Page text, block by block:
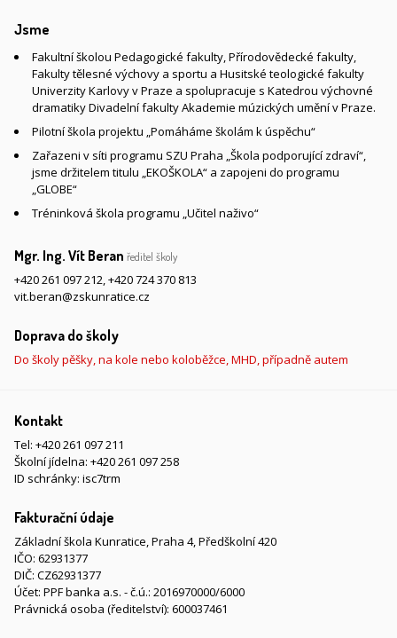
Jsme
Fakultní školou Pedagogické fakulty, Přírodovědecké fakulty,
Fakulty tělesné výchovy a sportu a Husitské teologické fakulty
Univerzity Karlovy v Praze a spolupracuje s Katedrou výchovné
dramatiky Divadelní fakulty Akademie múzických umění v Praze.
Pilotní škola projektu „Pomáháme školám k úspěchu“
Zařazeni v síti programu SZU Praha „Škola podporující zdraví“,
jsme držitelem titulu „EKOŠKOLA“ a zapojeni do programu
„GLOBE“
Tréninková škola programu „Učitel naživo“
Mgr. Ing. Vít Beran ředitel školy
+420 261 097 212,+420 724 370 813
vit.beran@zskunratice.cz
Doprava do školy
Do školy pěšky, na kole nebo koloběžce, MHD, případně autem
Kontakt
Tel: +420 261 097 211
Školní jídelna: +420 261 097 258
ID schránky: isc7trm
Fakturační údaje
Základní škola Kunratice, Praha 4, Předškolní 420
IČO: 62931377
DIČ: CZ62931377
Účet: PPF banka a.s. - č.ú.: 2016970000/6000
Právnická osoba (ředitelství): 600037461